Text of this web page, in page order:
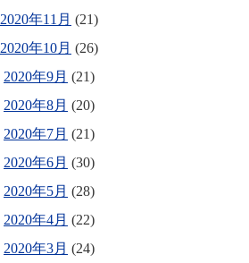
2020年11月 (21)
2020年10月 (26)
2020年9月 (21)
2020年8月 (20)
2020年7月 (21)
2020年6月 (30)
2020年5月 (28)
2020年4月 (22)
2020年3月 (24)